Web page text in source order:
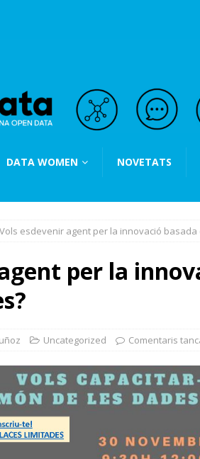
DATA WOMEN NOVETATS
Vols esdevenir agent per la innovació basada
per la
Uncategorized Comentaris